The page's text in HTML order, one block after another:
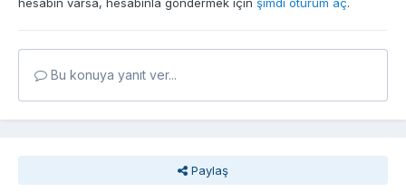
hesabın varsa, hesabınla göndermek için şimdi oturum aç.
Bu konuya yanıt ver...
Paylaş